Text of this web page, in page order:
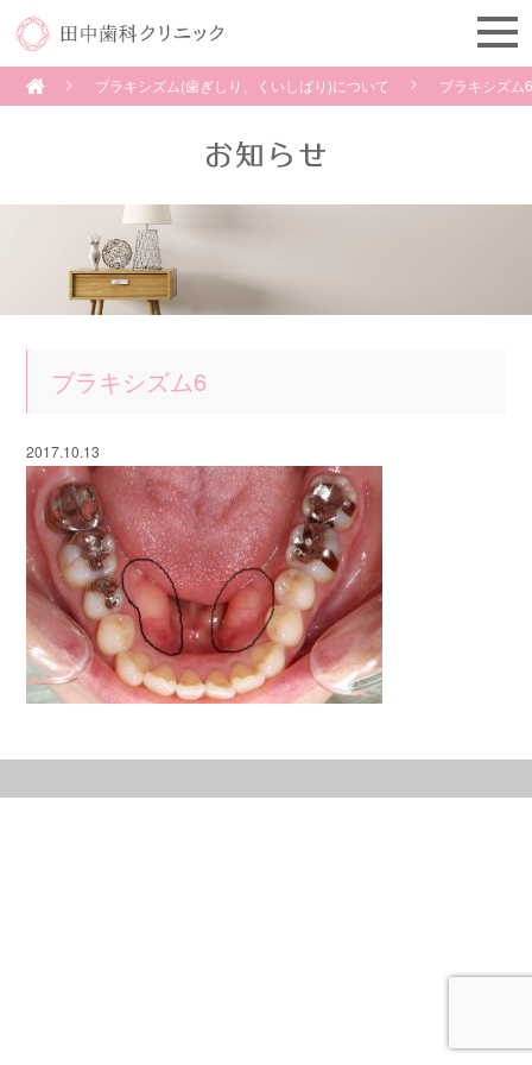
ブラキシズム(歯ぎしり、くいしばり)について ブラキシズム
ブラキシズム6
2017.10.13